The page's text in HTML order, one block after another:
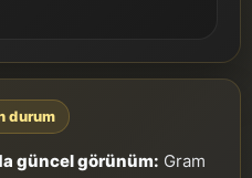
durum
güncel görünüm: Gram